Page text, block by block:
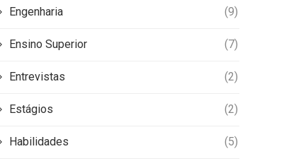
Engenharia (9)
Ensino Superior (7)
Entrevistas (2)
Estágios (2)
Habilidades (5)